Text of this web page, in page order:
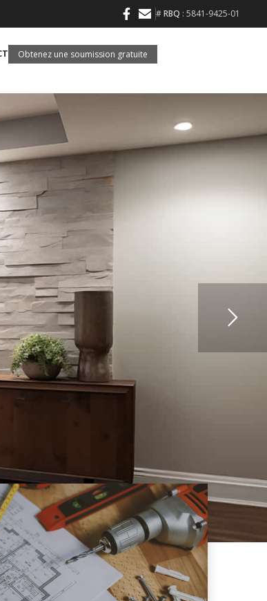
#RBQ : 5841-9425-01
Obtenez une soumission gratuite